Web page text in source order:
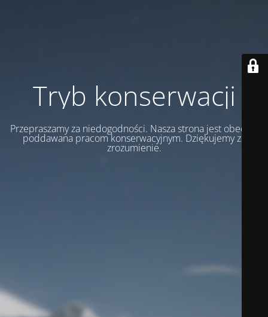
Tryb konserwacji
Przepraszamy za niedogodności. Nasza strona jest obecnie
poddawana pracom konserwacyjnym. Dziękujemy za
zrozumienie.